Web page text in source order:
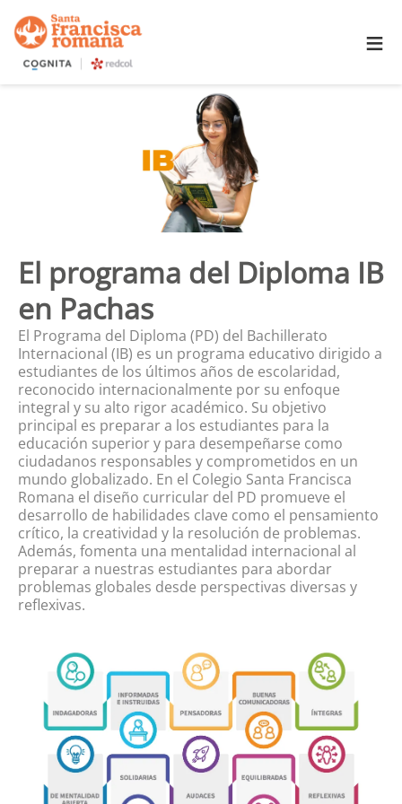
≡
El programa del Diploma IB
en Pachas
El Programa del Diploma (PD) del Bachillerato
Internacional (IB) es un programa educativo dirigido a
estudiantes de los últimos años de escolaridad,
reconocido internacionalmente por su enfoque
integral y su alto rigor académico. Su objetivo
principal es preparar a los estudiantes para la
educación superior y para desempeñarse como
ciudadanos responsables y comprometidos en un
mundo globalizado. En el Colegio Santa Francisca
Romana el diseño curricular del PD promueve el
desarrollo de habilidades clave como el pensamiento
crítico, la creatividad y la resolución de problemas.
Además, fomenta una mentalidad internacional al
preparar a nuestras estudiantes para abordar
problemas globales desde perspectivas diversas y
reflexivas.